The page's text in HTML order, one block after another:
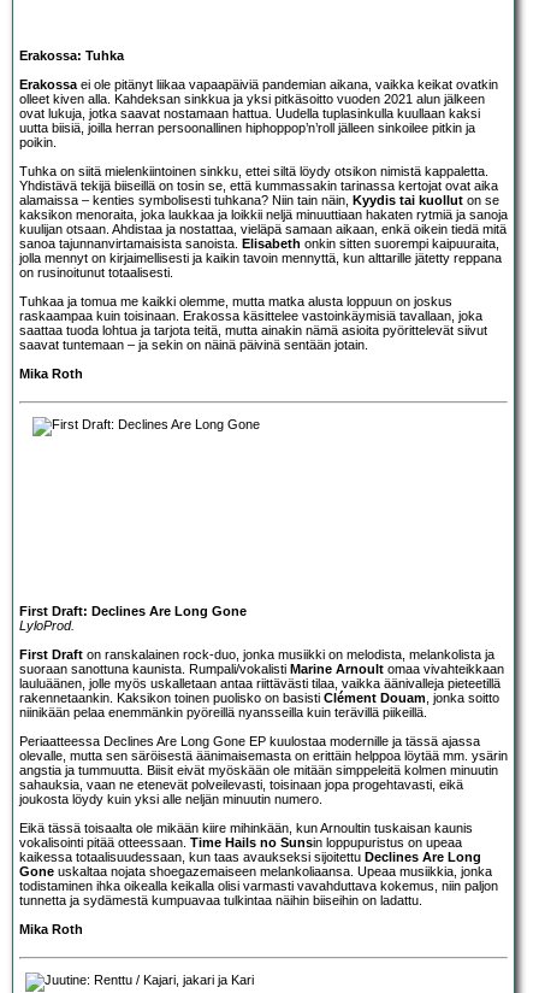
Erakossa: Tuhka
Erakossa ei ole pitänyt liikaa vapaapäiviä pandemian aikana, vaikka keikat ovatkin
olleet kiven alla. Kahdeksan sinkkua ja yksi pitkäsoitto vuoden 2021 alun jälkeen
ovat lukuja, jotka saavat nostamaan hattua. Uudella tuplasinkulla kuullaan kaksi
uutta biisiä, joilla herran persoonallinen hiphoppop’n’roll jälleen sinkoilee pitkin ja
poikin.
Tuhka on siitä mielenkiintoinen sinkku, ettei siltä löydy otsikon nimistä kappaletta.
Yhdistävä tekijä biiseillä on tosin se, että kummassakin tarinassa kertojat ovat aika
alamaissa – kenties symbolisesti tuhkana? Niin tain näin, Kyydis tai kuollut on se
kaksikon menoraita, joka laukkaa ja loikkii neljä minuuttiaan hakaten rytmiä ja sanoja
kuulijan otsaan. Ahdistaa ja nostattaa, vieläpä samaan aikaan, enkä oikein tiedä mitä
sanoa tajunnanvirtamaisista sanoista. Elisabeth onkin sitten suorempi kaipuuraita,
jolla mennyt on kirjaimellisesti ja kaikin tavoin mennyttä, kun alttarille jätetty reppana
on rusinoitunut totaalisesti.
Tuhkaa ja tomua me kaikki olemme, mutta matka alusta loppuun on joskus
raskaampaa kuin toisinaan. Erakossa käsittelee vastoinkäymisiä tavallaan, joka
saattaa tuoda lohtua ja tarjota teitä, mutta ainakin nämä asioita pyörittelevät siivut
saavat tuntemaan – ja sekin on näinä päivinä sentään jotain.
Mika Roth
First Draft: Declines Are Long Gone
LyloProd.
First Draft on ranskalainen rock-duo, jonka musiikki on melodista, melankolista ja
suoraan sanottuna kaunista. Rumpali/vokalisti Marine Arnoult omaa vivahteikkaan
lauluäänen, jolle myös uskalletaan antaa riittävästi tilaa, vaikka äänivalleja pieteetillä
rakennetaankin. Kaksikon toinen puolisko on basisti Clément Douam , jonka soitto
niinikään pelaa enemmänkin pyöreillä nyansseilla kuin terävillä piikeillä.
Periaatteessa Declines Are Long Gone EP kuulostaa modernille ja tässä ajassa
olevalle, mutta sen säröisestä äänimaisemasta on erittäin helppoa löytää mm. ysärin
angstia ja tummuutta. Biisit eivät myöskään ole mitään simppeleitä kolmen minuutin
sahauksia, vaan ne etenevät polveilevasti, toisinaan jopa progehtavasti, eikä
joukosta löydy kuin yksi alle neljän minuutin numero.
Eikä tässä toisaalta ole mikään kiire mihinkään, kun Arnoultin tuskaisan kaunis
vokalisointi pitää otteessaan. Time Hails no Sunsin loppupuristus on upeaa
kaikessa totaalisuudessaan, kun taas avaukseksi sijoitettu Declines Are Long
Gone uskaltaa nojata shoegazemaiseen melankoliaansa. Upeaa musiikkia, jonka
todistaminen ihka oikealla keikalla olisi varmasti vavahduttava kokemus, niin paljon
tunnetta ja sydämestä kumpuavaa tulkintaa näihin biiseihin on ladattu.
Mika Roth